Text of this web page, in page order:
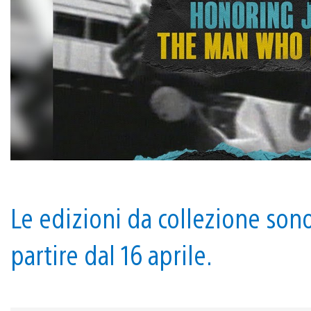
Le edizioni da collezione
partire dal 16 aprile.